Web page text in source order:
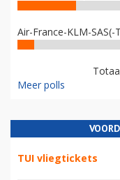
Air-France-KLM-SAS(-
Meer polls
TUI vliegtickets